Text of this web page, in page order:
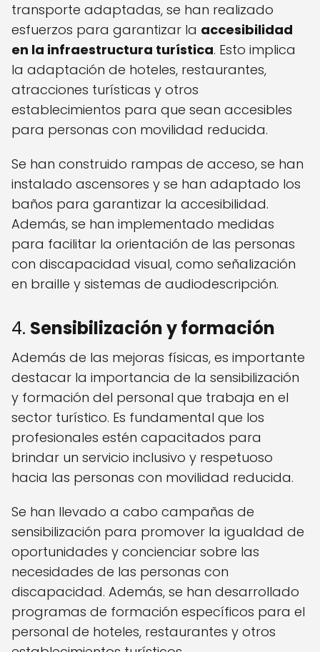
transporte adaptadas, se han realizado
esfuerzos para garantizar la accesibilidad
en la infraestructura turística. Esto implica
la adaptación de hoteles, restaurantes,
atracciones turísticas y otros
establecimientos para que sean accesibles
para personas con movilidad reducida.
Se han construido rampas de acceso, se han
instalado ascensores y se han adaptado los
baños para garantizar la accesibilidad.
Además, se han implementado medidas
para facilitar la orientación de las personas
con discapacidad visual, como señalización
en braille y sistemas de audiodescripción.
4. Sensibilización y formación
Además de las mejoras físicas, es importante
destacar la importancia de la sensibilización
y formación del personal que trabaja en el
sector turístico. Es fundamental que los
profesionales estén capacitados para
brindar un servicio inclusivo y respetuoso
hacia las personas con movilidad reducida.
Se han llevado a cabo campañas de
sensibilización para promover la igualdad de
oportunidades y concienciar sobre las
necesidades de las personas con
discapacidad. Además, se han desarrollado
programas de formación específicos para el
personal de hoteles, restaurantes y otros